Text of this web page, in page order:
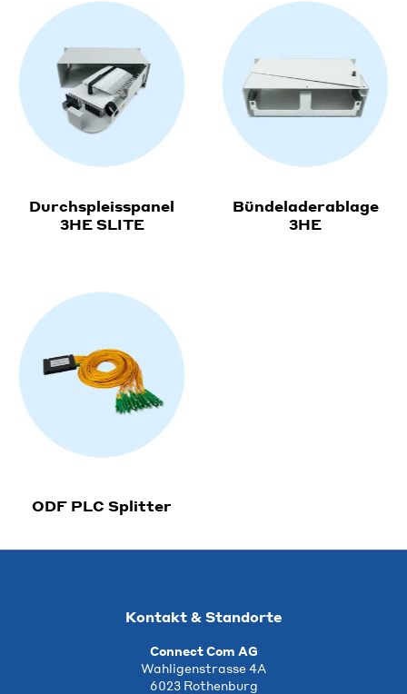
Durchspleisspanel
3HE SLITE
Bündeladerablage
3HE
ODF PLC Splitter
Kontakt & Standorte
Connect Com AG
Wahligenstrasse 4A
6023 Rothenburg